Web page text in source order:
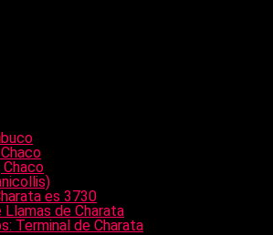
Chaco
es 3730
Llamas de Charata
Terminal de Charata